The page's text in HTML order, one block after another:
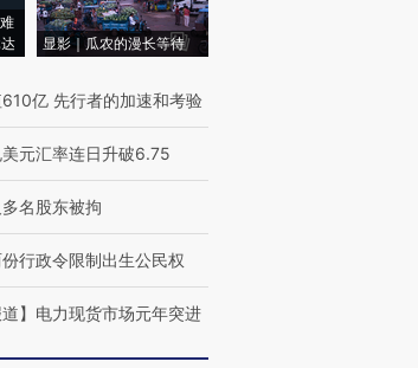
显影｜瓜农的漫长等待
亿 先行者的加速和考验
元汇率连日升破6.75
名股东被拘
行政令限制出生公民权
道】电力现货市场元年突进